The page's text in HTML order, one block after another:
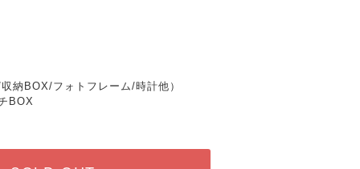
納BOX/フォトフレーム/時計他）
BOX